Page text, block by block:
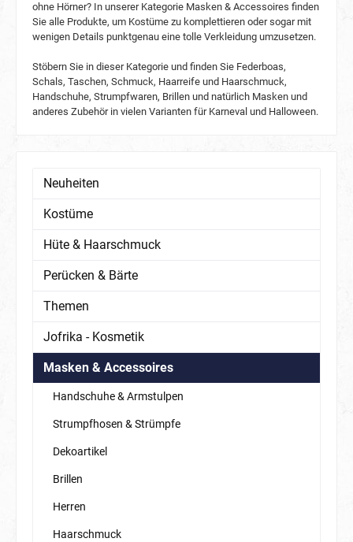
ohne Hörner? In unserer Kategorie Masken & Accessoires finden
Sie alle Produkte, um Kostüme zu komplettieren oder sogar mit
wenigen Details punktgenau eine tolle Verkleidung umzusetzen.
Stöbern Sie in dieser Kategorie und finden Sie Federboas,
Schals, Taschen, Schmuck, Haarreife und Haarschmuck,
Handschuhe, Strumpfwaren, Brillen und natürlich Masken und
anderes Zubehör in vielen Varianten für Karneval und Halloween.
Neuheiten
Kostüme
Hüte & Haarschmuck
Perücken & Bärte
Themen
Jofrika - Kosmetik
Masken & Accessoires
Handschuhe & Armstulpen
Strumpfhosen & Strümpfe
Dekoartikel
Brillen
Herren
Haarschmuck